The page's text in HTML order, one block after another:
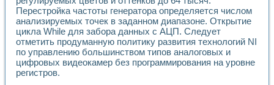
Автоматизация технологических процессов получения
Использование систем технического зрения для контроля
Исследование электромагнитных переходных процессов
Применение LabVIEW при разработке обучающих
Разработка виртуальных тренажеров путем
Система блокировок, сигнализации и защиты ускорителя
Перестройка частоты генератора определяется числом
анализируемых точек в заданном диапазоне. Открытие
цикла While для забора данных с АЦП. Следует
отметить продуманную политику развития технологий NI
по управлению большинством типов аналоговых и
цифровых видеокамер без программирования на уровне
регистров.